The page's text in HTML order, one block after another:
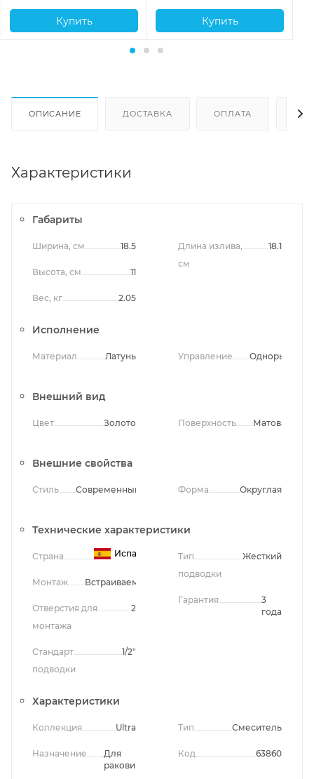
Купить Купить
ОПИСАНИЕ ДОСТАВКА ОПЛАТА
Характеристики
Габариты
Ширина, см 18.5
Высота, см 11
Вес, кг 2.05
Длина излива,
см
18.1
Исполнение
Материал Латунь Управление
Внешний вид
Цвет Золото Поверхность Матовая
Внешние свойства
Стиль Современный Форма Округлая
Технические характеристики
Страна Испания
Монтаж Встраиваемый
Отверстия для
монтажа
2
Стандарт
подводки
1/2"
Тип
подводки
Жесткий
Гарантия
3
года
Характеристики
Коллекция Ultra
Назначение
Для
раковины
Тип Смеситель
Код 63860